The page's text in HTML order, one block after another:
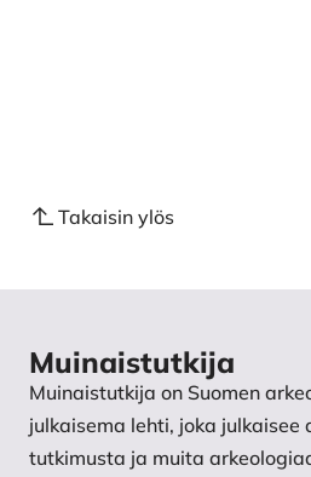
Vařeka, P. (ed.) 2013.
univerzita v Plzni.
45. Documentation of
in Bohemia. P. Drnovský, P.
Archaeology of Conflicts II:
Kostelec: Pavel Mervart
Takaisin ylös
Muinaistutkija
Muinaistutkija on Suomen
julkaisema lehti, joka julkaisee
tutkimusta ja muita